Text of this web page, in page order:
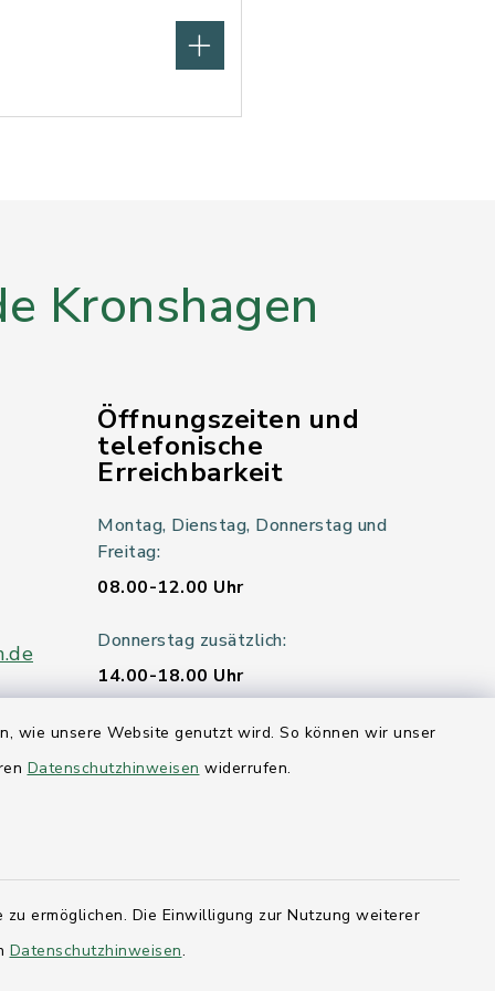
wie unsere Website genutzt wird. So können wir unser
Datenschutzhinweisen widerrufen.
ermöglichen. Die Einwilligung zur Nutzung weiterer
Datenschutzhinweisen.
Kronshagen
Öffnungszeiten und
telefonische
Erreichbarkeit
Montag, Dienstag, Donnerstag und
Freitag:
08.00-12.00 Uhr
Donnerstag zusätzlich:
14.00-18.00 Uhr
Mittwoch:
geschlossen